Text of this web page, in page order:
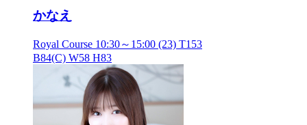
かなえ
Royal Course 10:30～15:00 (23) T153
B84(C) W58 H83